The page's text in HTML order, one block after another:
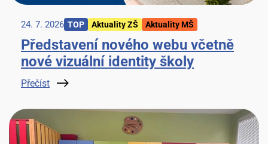
24. 7. 2026 TOP Aktuality ZŠ Aktuality MŠ
Představení nového webu včetně
nové vizuální identity školy
Přečíst